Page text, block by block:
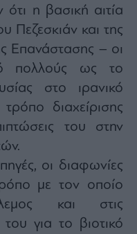
η βασική αιτία
Πεζεσκιάν και της
Επανάστασης – οι
πολλούς ως το
στο ιρανικό
διαχείρισης
του στην
οι διαφωνίες
με τον οποίο
και στις
για το βιοτικό